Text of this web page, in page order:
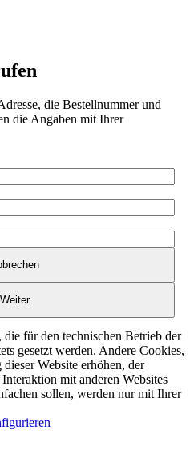
die Bestellnummer und
die Angaben mit Ihrer
Weiter
für den technischen Betrieb der
gesetzt werden. Andere Cookies,
Website erhöhen, der
mit anderen Websites
sollen, werden nur mit Ihrer